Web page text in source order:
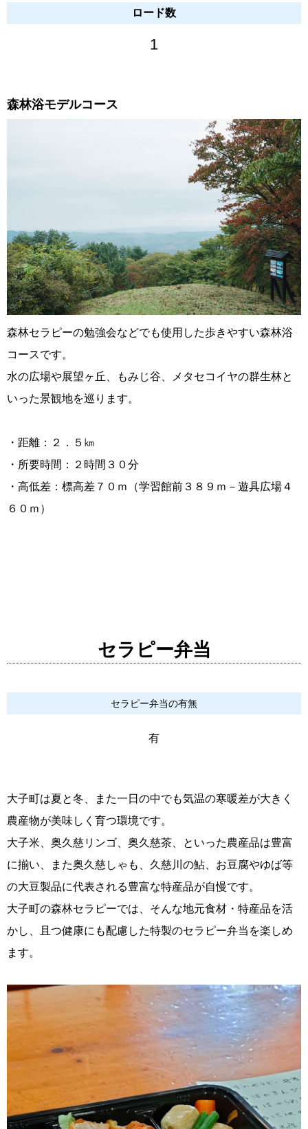
ロード数
1
森林浴モデルコース
森林セラピーの勉強会などでも使用した歩きやすい森林浴
コースです。
水の広場や展望ヶ丘、もみじ谷、メタセコイヤの群生林と
いった景観地を巡ります。
・距離：２．５㎞
・所要時間：２時間３０分
・高低差：標高差７０ｍ（学習館前３８９ｍ－遊具広場４
６０ｍ）
セラピー弁当
セラピー弁当の有無
有
大子町は夏と冬、また一日の中でも気温の寒暖差が大きく
農産物が美味しく育つ環境です。
大子米、奥久慈リンゴ、奥久慈茶、といった農産品は豊富
に揃い、また奥久慈しゃも、久慈川の鮎、お豆腐やゆば等
の大豆製品に代表される豊富な特産品が自慢です。
大子町の森林セラピーでは、そんな地元食材・特産品を活
かし、且つ健康にも配慮した特製のセラピー弁当を楽しめ
ます。